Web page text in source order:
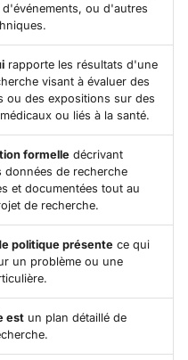
ou d'autres
rapporte les résultats d'une
visant à évaluer des
ou des expositions sur des
ou liés à la santé.
formelle décrivant
données de recherche
et documentées tout au
de recherche.
politique présente ce qui
un problème ou une
est un plan détaillé de